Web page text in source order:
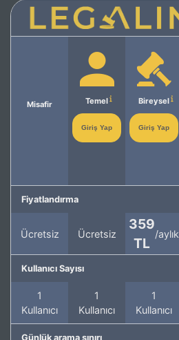
Misafir Temel
Giriş Yap
Bireysel
Giriş Yap
Fiyatlandırma
Ücretsiz Ücretsiz
359
TL
/aylık
Kullanıcı Sayısı
1
Kullanıcı
1
Kullanıcı
1
Kullanıcı
Günlük arama sınırı